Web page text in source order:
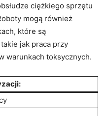
ciężkiego‍ sprzętu
mogą również
które są
jak⁤ praca przy
warunkach toksycznych.